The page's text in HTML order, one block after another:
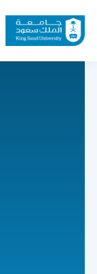
المحتوى
الرئيسي